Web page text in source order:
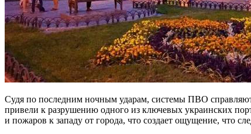
Судя по последним ночным ударам, системы ПВО
привели к разрушению одного из ключевых украинских
и пожаров к западу от города, что создает ощущение, что